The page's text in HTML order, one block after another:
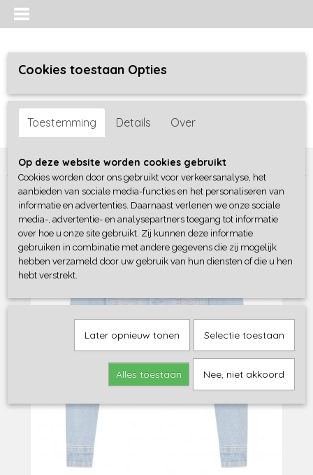
Inloggen Registreren
Home >Meisjes>Jassen / bodywarmers>B-Nosy
Cookies toestaan Opties
Toestemming Details Over
Op deze website worden cookies gebruikt
Cookies worden door ons gebruikt voor verkeersanalyse, het
aanbieden van sociale media-functies en het personaliseren van
informatie en advertenties. Daarnaast verlenen we onze sociale
media-, advertentie- en analysepartners toegang tot informatie
over hoe u onze site gebruikt. Zij kunnen deze informatie
gebruiken in combinatie met andere gegevens die zij mogelijk
hebben verzameld door uw gebruik van hun diensten of die u hen
hebt verstrekt.
Later opnieuw tonen Selectie toestaan
Alles toestaan Nee, niet akkoord